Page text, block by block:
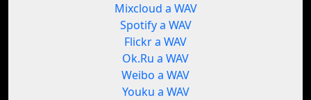
Mixcloud a WAV
Spotify a WAV
Flickr a WAV
Ok.Ru a WAV
Weibo a WAV
Youku a WAV